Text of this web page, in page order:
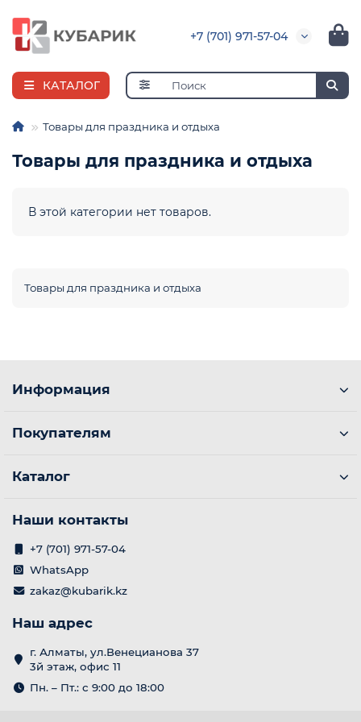
+7 (701) 971-57-04
КАТАЛОГ
Товары для праздника и отдыха
Товары для праздника и отдыха
В этой категории нет товаров.
Товары для праздника и отдыха
Информация
Покупателям
Каталог
Наши контакты
+7 (701) 971-57-04
WhatsApp
zakaz@kubarik.kz
Наш адрес
г. Алматы, ул.Венецианова 37
3й этаж, офис 11
Пн. – Пт.: с 9:00 до 18:00